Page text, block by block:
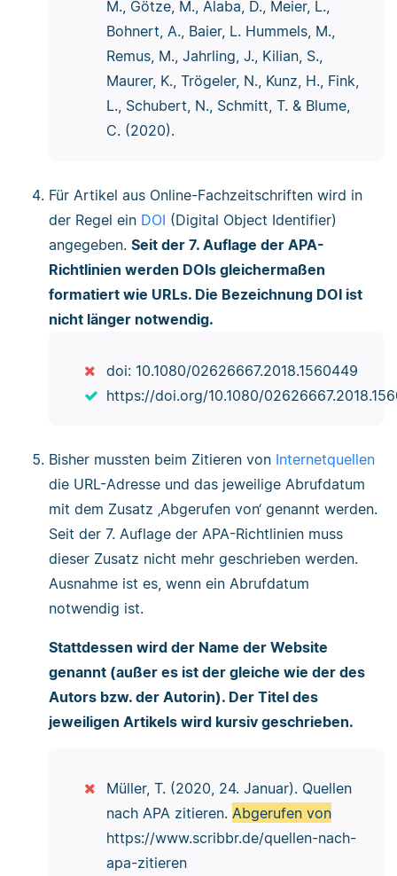
M., Götze, M., Alaba, D., Meier, L.,
Bohnert, A., Baier, L. Hummels, M.,
Remus, M., Jahrling, J., Kilian, S.,
Maurer, K., Trögeler, N., Kunz, H., Fink,
L., Schubert, N., Schmitt, T. & Blume,
C. (2020).
Für Artikel aus Online-Fachzeitschriften wird in
der Regel ein DOI (Digital Object Identifier)
angegeben. Seit der 7. Auflage der APA-
Richtlinien werden DOIs gleichermaßen
formatiert wie URLs. Die Bezeichnung DOI ist
nicht länger notwendig.
doi: 10.1080/02626667.2018.1560449
https://doi.org/10.1080/
Bisher mussten beim Zitieren von Internetquellen
die URL-Adresse und das jeweilige Abrufdatum
mit dem Zusatz ‚Abgerufen von‘ genannt werden.
Seit der 7. Auflage der APA-Richtlinien muss
dieser Zusatz nicht mehr geschrieben werden.
Ausnahme ist es, wenn ein Abrufdatum
notwendig ist.
Stattdessen wird der Name der Website
genannt (außer es ist der gleiche wie der des
Autors bzw. der Autorin). Der Titel des
jeweiligen Artikels wird kursiv geschrieben.
Müller, T. (2020, 24. Januar). Quellen
nach APA zitieren. Abgerufen von
https://www.scribbr.de/quellen-nach-
apa-zitieren